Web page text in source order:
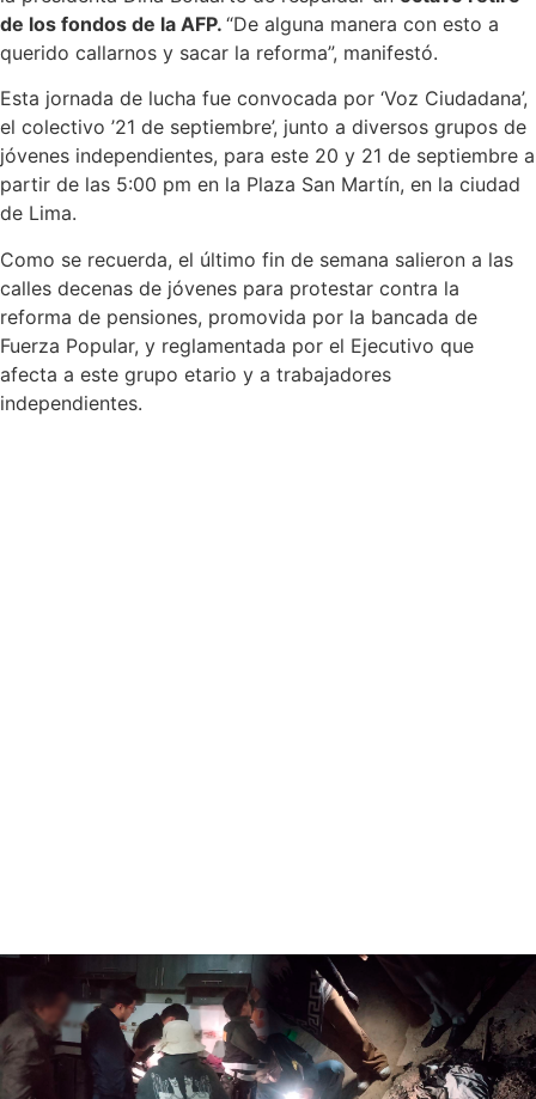
de los fondos de la AFP. “De alguna manera con esto a
querido callarnos y sacar la reforma”, manifestó.
Esta jornada de lucha fue convocada por ‘Voz Ciudadana’,
el colectivo ’21 de septiembre’, junto a diversos grupos de
jóvenes independientes, para este 20 y 21 de septiembre a
partir de las 5:00 pm en la Plaza San Martín, en la ciudad
de Lima.
Como se recuerda, el último fin de semana salieron a las
calles decenas de jóvenes para protestar contra la
reforma de pensiones, promovida por la bancada de
Fuerza Popular, y reglamentada por el Ejecutivo que
afecta a este grupo etario y a trabajadores
independientes.